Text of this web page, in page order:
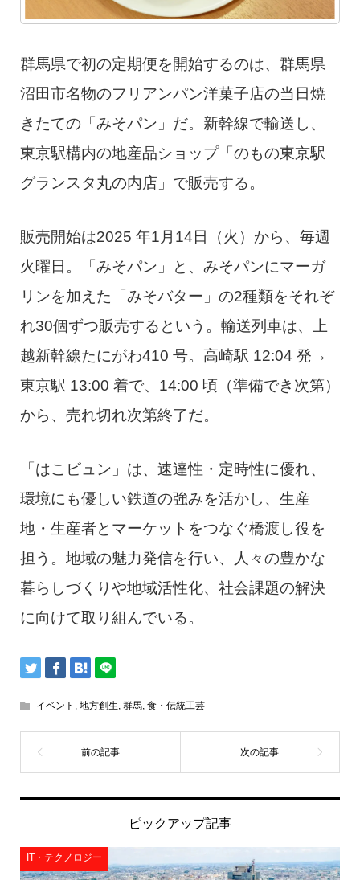
群馬県で初の定期便を開始するのは、群馬県
沼田市名物のフリアンパン洋菓子店の当日焼
きたての「みそパン」だ。新幹線で輸送し、
東京駅構内の地産品ショップ「のもの東京駅
グランスタ丸の内店」で販売する。
販売開始は2025 年1月14日（火）から、毎週
火曜日。「みそパン」と、みそパンにマーガ
リンを加えた「みそバター」の2種類をそれぞ
れ30個ずつ販売するという。輸送列車は、上
越新幹線たにがわ410 号。高崎駅 12:04 発→
東京駅 13:00 着で、14:00 頃（準備でき次第）
から、売れ切れ次第終了だ。
「はこビュン」は、速達性・定時性に優れ、
環境にも優しい鉄道の強みを活かし、生産
地・生産者とマーケットをつなぐ橋渡し役を
担う。地域の魅力発信を行い、人々の豊かな
暮らしづくりや地域活性化、社会課題の解決
に向けて取り組んでいる。
イベント 地方創生 群馬, 食・伝統工芸
ピックアップ記事
IT・テクノロジー